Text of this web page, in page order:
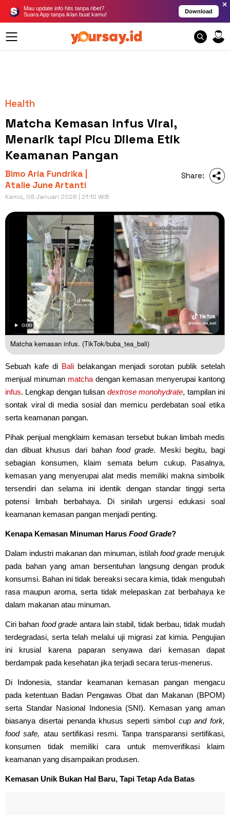
Mau update info hits tanpa ribet?
Suara App tanpa iklan buat kamu!
Download
×
Health
Matcha Kemasan Infus Viral,
Menarik tapi Picu Dilema Etik
Keamanan Pangan
Bimo Aria Fundrika |
Atalie June Artanti
Kamis, 08 Januari 2026 | 21:10 WIB
Share:
Matcha kemasan infus. (TikTok/buba_tea_bali)
Sebuah kafe di Balibelakangan menjadi sorotan publik setelah
menjual minuman matchadengan kemasan menyerupai kantong
infus. Lengkap dengan tulisan dextrose monohydrate, tampilan ini
sontak viral di media sosial dan memicu perdebatan soal etika
serta keamanan pangan.
Pihak penjual mengklaim kemasan tersebut bukan limbah medis
dan dibuat khusus dari bahanfood grade. Meski begitu, bagi
sebagian konsumen, klaim semata belum cukup. Pasalnya,
kemasan yang menyerupai alat medis memiliki makna simbolik
tersendiri dan selama ini identik dengan standar tinggi serta
potensi limbah berbahaya. Di sinilah urgensi edukasi soal
keamanan kemasan pangan menjadi penting.
Kenapa Kemasan Minuman Harus Food Grade?
Dalam industri makanan dan minuman, istilah food grademerujuk
pada bahan yang aman bersentuhan langsung dengan produk
konsumsi. Bahan ini tidak bereaksi secara kimia, tidak mengubah
rasa maupun aroma, serta tidak melepaskan zat berbahaya ke
dalam makanan atau minuman.
Ciri bahan food grade antara lain stabil, tidak berbau, tidak mudah
terdegradasi, serta telah melalui uji migrasi zat kimia. Pengujian
ini krusial karena paparan senyawa dari kemasan dapat
berdampak pada kesehatan jika terjadi secara terus-menerus.
Di Indonesia, standar keamanan kemasan pangan mengacu
pada ketentuan Badan Pengawas Obat dan Makanan (BPOM)
serta Standar Nasional Indonesia (SNI). Kemasan yang aman
biasanya disertai penanda khusus seperti simbol cup and fork,
food safe, atau sertifikasi resmi. Tanpa transparansi sertifikasi,
konsumen tidak memiliki cara untuk memverifikasi klaim
keamanan yang disampaikan produsen.
Kemasan Unik Bukan Hal Baru, Tapi Tetap Ada Batas